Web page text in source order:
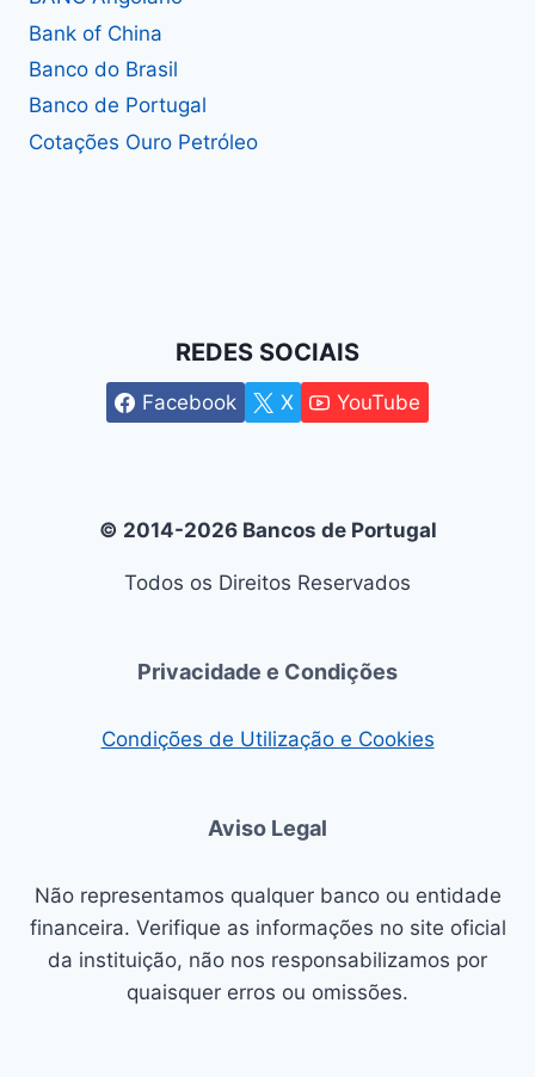
Bank of China
Banco do Brasil
Banco de Portugal
Cotações Ouro Petróleo
REDES SOCIAIS
Facebook X YouTube
© 2014-2026 Bancos de Portugal
Todos os Direitos Reservados
Privacidade e Condições
Condições de Utilização e Cookies
Aviso Legal
Não representamos qualquer banco ou entidade
financeira. Verifique as informações no site oficial
da instituição, não nos responsabilizamos por
quaisquer erros ou omissões.